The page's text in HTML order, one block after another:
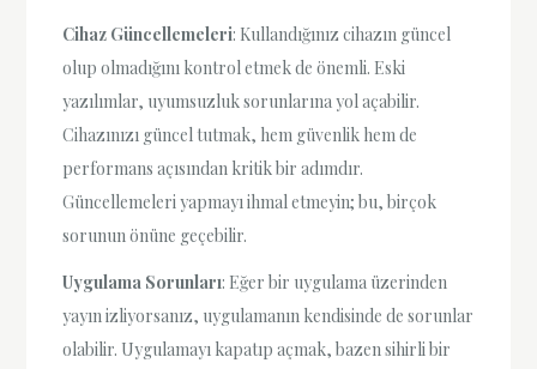
Cihaz Güncellemeleri: Kullandığınız cihazın güncel
olup olmadığını kontrol etmek de önemli. Eski
yazılımlar, uyumsuzluk sorunlarına yol açabilir.
Cihazınızı güncel tutmak, hem güvenlik hem de
performans açısından kritik bir adımdır.
Güncellemeleri yapmayı ihmal etmeyin; bu, birçok
sorunun önüne geçebilir.
Uygulama Sorunları: Eğer bir uygulama üzerinden
yayın izliyorsanız, uygulamanın kendisinde de sorunlar
olabilir. Uygulamayı kapatıp açmak, bazen sihirli bir